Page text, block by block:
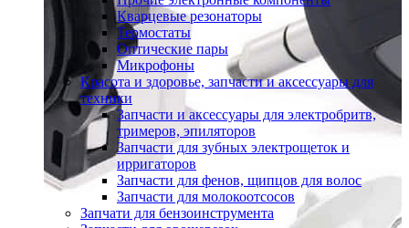
Кварцевые резонаторы
Термостаты
Оптические пары
Микрофоны
Красота и здоровье, запчасти и аксессуары для
техники
Запчасти и аксессуары для электробритв,
тримеров, эпиляторов
Запчасти для зубных электрощеток и
ирригаторов
Запчасти для фенов, щипцов для волос
Запчасти для молокоотсосов
Запчати для бензоинструмента